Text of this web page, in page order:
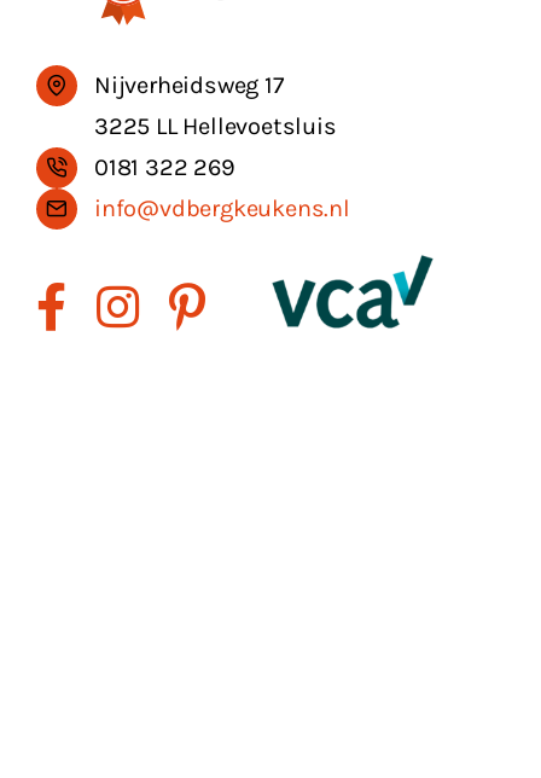
Nijverheidsweg 17
3225 LL Hellevoetsluis
0181 322 269
info@vdbergkeukens.nl